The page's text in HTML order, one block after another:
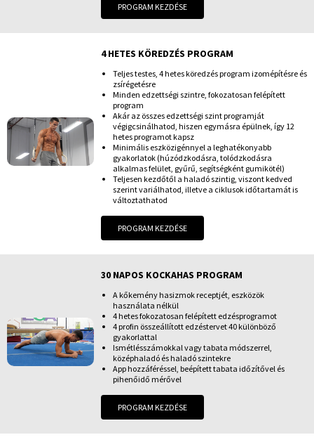
PROGRAM KEZDÉSE
4 HETES KÖREDZÉS PROGRAM
Teljes testes, 4 hetes köredzés program izomépítésre és
zsírégetésre
Minden edzettségi szintre, fokozatosan felépített
program
Akár az összes edzettségi szint programját
végigcsinálhatod, hiszen egymásra épülnek, így 12
hetes programot kapsz
Minimális eszközigénnyel a leghatékonyabb
gyakorlatok (húzódzkodásra, tolódzkodásra
alkalmas felület, gyűrű, segítségként gumikötél)
Teljesen kezdőtől a haladó szintig, viszont kedved
szerint variálhatod, illetve a ciklusok időtartamát is
változtathatod
PROGRAM KEZDÉSE
30 NAPOS KOCKAHAS PROGRAM
A kőkemény hasizmok receptjét, eszközök
használata nélkül
4 hetes fokozatosan felépített edzésprogramot
4 profin összeállított edzéstervet 40 különböző
gyakorlattal
Ismétlésszámokkal vagy tabata módszerrel,
középhaladó és haladó szintekre
App hozzáféréssel, beépített tabata időzítővel és
pihenőidő mérővel
PROGRAM KEZDÉSE